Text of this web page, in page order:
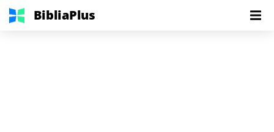
BibliaPlus